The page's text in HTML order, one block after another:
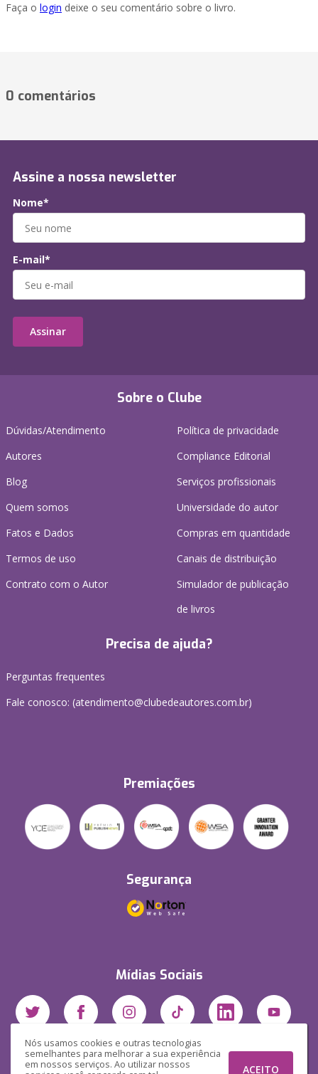
Nós usamos cookies e outras tecnologias
semelhantes para melhorar a sua experiência
em nossos serviços. Ao utilizar nossos
ACEITO
Faça o login deixe o seu comentário sobre o livro.
0 comentários
Sobre o Clube
Dúvidas/Atendimento
Autores
Blog
Quem somos
Fatos e Dados
Termos de uso
Contrato com o Autor
Política de privacidade
Compliance Editorial
Serviços profissionais
Universidade do autor
Compras em quantidade
Canais de distribuição
Simulador de publicação
de livros
Precisa de ajuda?
Perguntas frequentes
Fale conosco: (atendimento@clubedeautores.com.br)
Premiações
Segurança
Mídias Sociais
Assine a nossa newsletter
Nome*
E-mail*
Assinar